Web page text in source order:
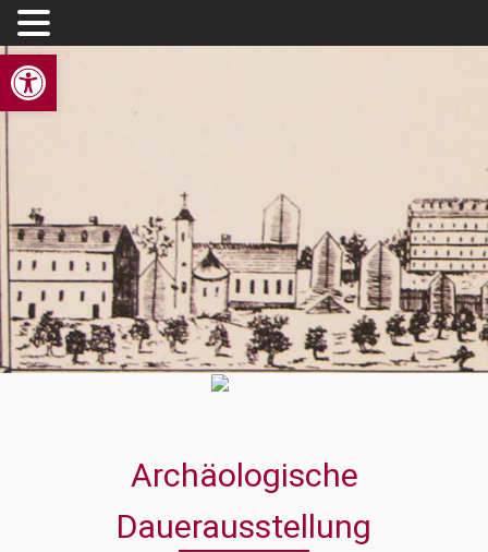
Werkzeugleiste öffnen
Archäologische
Dauerausstellung